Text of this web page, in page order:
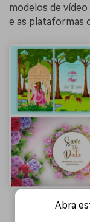
modelos de
e as plataformas
Convites
Abra